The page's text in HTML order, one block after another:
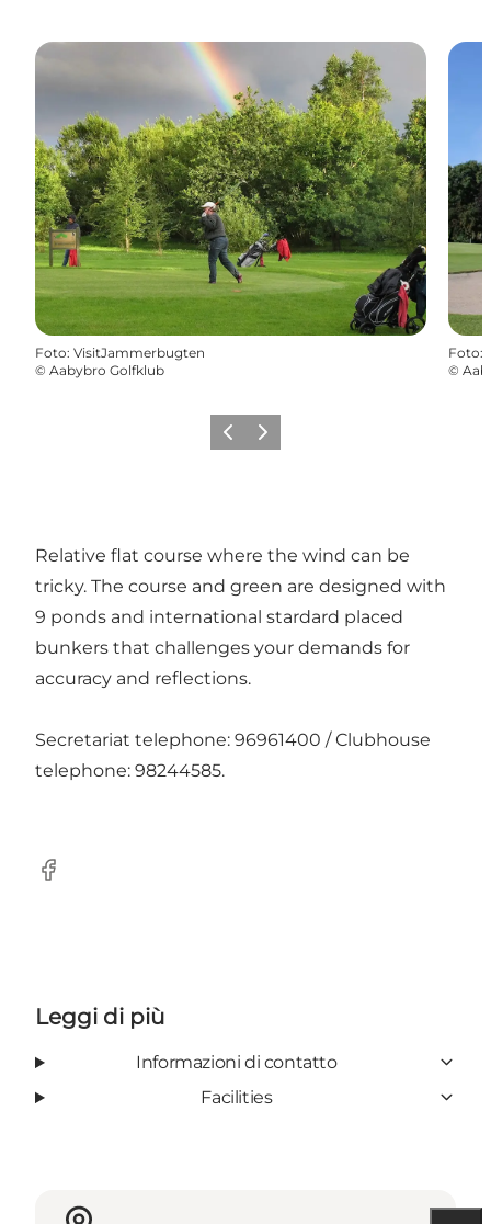
Foto: VisitJammerbugten
© Aabybro Golfklub
Foto:
©
Precedente
Avanti
Relative flat course where the wind can be
tricky. The course and green are designed with
9 ponds and international stardard placed
bunkers that challenges your demands for
accuracy and reflections.
Secretariat telephone: 96961400 / Clubhouse
telephone: 98244585.
Facebook
Leggi di più
Informazioni di contatto
Facilities